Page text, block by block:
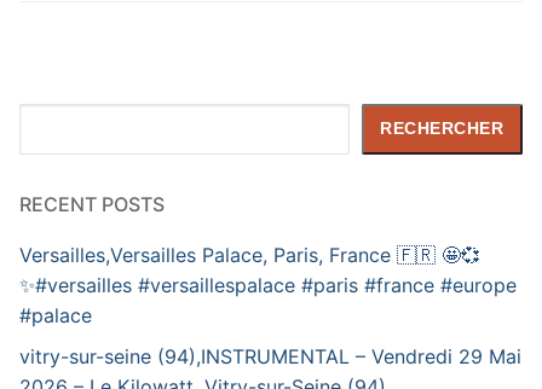
RECHERCHER
RECENT POSTS
Versailles,Versailles Palace, Paris, France 🇫🇷 🤩💞
✨️#versailles #versaillespalace #paris #france #europe
#palace
vitry-sur-seine (94),INSTRUMENTAL – Vendredi 29 Mai